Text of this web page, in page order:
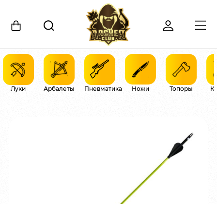
Луки Арбалеты Пневматика Ножи Топоры